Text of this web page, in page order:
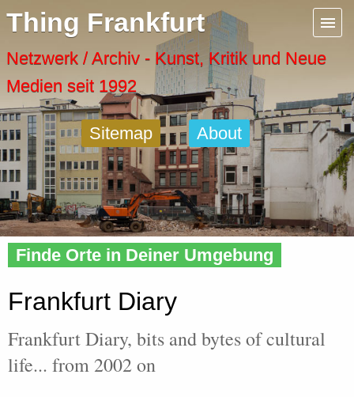
Thing Frankfurt
Netzwerk / Archiv - Kunst, Kritik und Neue
Medien seit 1992
Sitemap About
Home»Frankfurt» Diary
Finde Orte in Deiner Umgebung
Frankfurt Diary
Frankfurt Diary, bits and bytes of cultural
life... from 2002 on
Menu
Artspaces
Cool Places
Frankfurt Diary
Activity
Recent Posts